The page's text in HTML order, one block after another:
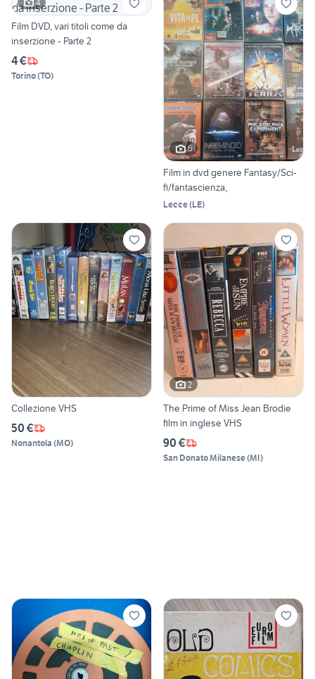
4
Film DVD, vari titoli come da
inserzione - Parte 2
4 €
Torino(TO)
6
Film in dvd genere Fantasy/Sci-
fi/fantascienza,
Lecce(LE)
Collezione VHS
50 €
Nonantola (MO)
2
The Prime of Miss Jean Brodie
film in inglese VHS
90 €
San Donato Milanese(MI)